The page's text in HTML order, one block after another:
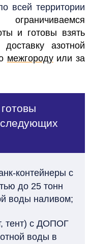
всей территории
и готовы взять
азотной
межгородуили за
контейнеры с
до 25 тонн
воды наливом;
тент) с ДОПОГ
воды в